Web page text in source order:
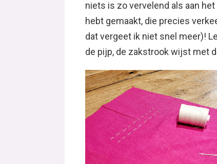
niets is zo vervelend als aan
hebt gemaakt, die precies
dat vergeet ik niet snel meer)!
de pijp, de zakstrook wijst met